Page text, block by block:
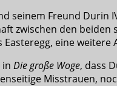
seinem Freund Durin
zwischen den
eine
Die große Woge, dass
Misstrauen,